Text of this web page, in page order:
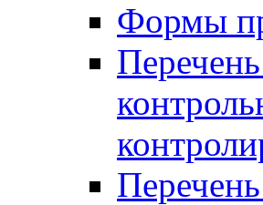
Формы